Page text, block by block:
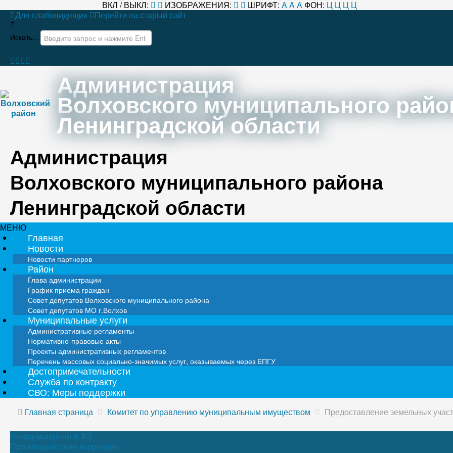
ВКЛ / ВЫКЛ: ИЗОБРАЖЕНИЯ: ШРИФТ: AAA ФОН: Ц Ц Ц Ц
Для слабовидящих
Перейти на старый сайт
Искать...
Администрация
Волховского муниципального
Ленинградской области
Администрация
Волховского муниципального района
Ленинградской области
МЕНЮ
Главная
Новости
Новости партнеров
Район
Глава администрации
График приема граждан
Совет депутатов Волховского муниципального района
Совет депутатов МО г.Волхов
Муниципальные услуги
Административные регламенты
Нормативно-правовые акты
Проекты административных регламентов
Перечень массовых социально-значимых услуг, оказываемых через ЕПГУ
Достопримечательности
Служба по контракту
СВО: Меры поддержки
Главная страница Комитет по управлению муниципальным имуществом Предоставление земельных
Информация по 8-ФЗ
Противодействие коррупции